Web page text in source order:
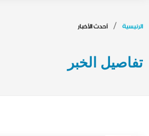
الرئيسية أحدث الأخبار
تفاصيل الخبر